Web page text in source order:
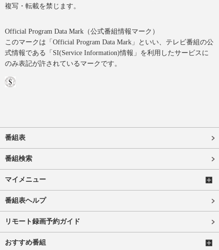
複写・転載を禁じます。
Official Program Data Mark（公式番組情報マーク）
このマークは「Official Program Data Mark」といい、テレビ番組の公
式情報である「SI(Service Information)情報」を利用したサービスに
のみ表記が許されているマークです。
番組表
番組検索
マイメニュー
番組表ヘルプ
リモート録画予約ガイド
おすすめ番組